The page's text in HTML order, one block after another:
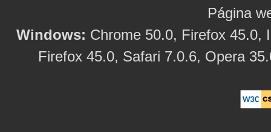
Página
Windows: Chrome 50.0, Firefox 45.0,
Firefox 45.0, Safari 7.0.6, Opera